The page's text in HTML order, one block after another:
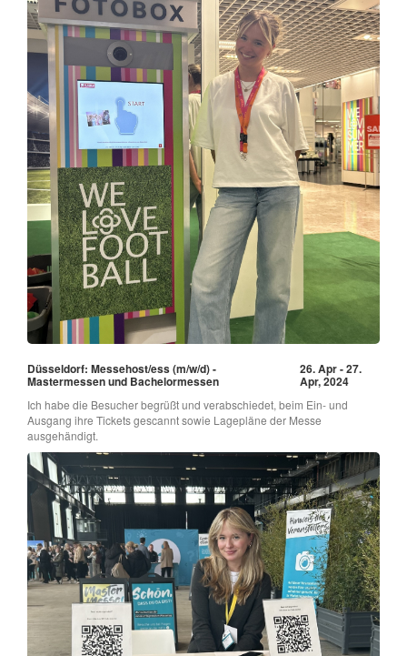
Düsseldorf: Messehost/ess (m/w/d) -
Mastermessen und Bachelormessen
26. Apr - 27.
Apr, 2024
Ich habe die Besucher begrüßt und verabschiedet, beim Ein- und
Ausgang ihre Tickets gescannt sowie Lagepläne der Messe
ausgehändigt.